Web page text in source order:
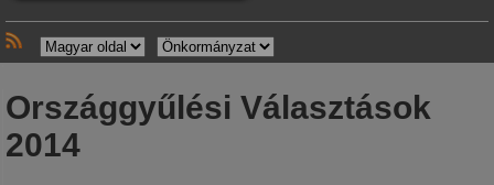
Országgyűlési Választások
2014